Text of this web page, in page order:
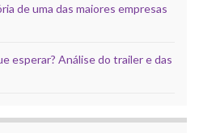
de uma das maiores empresas
esperar? Análise do trailer e das